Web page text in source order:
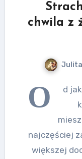
chwila z
Julita
O
d
najczęściej
większej